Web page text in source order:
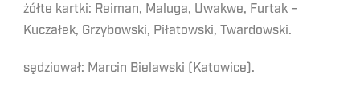
żółte kartki: Reiman, Maluga, Uwakwe, Furtak –
Kuczałek, Grzybowski, Piłatowski, Twardowski.
sędziował: Marcin Bielawski (Katowice).